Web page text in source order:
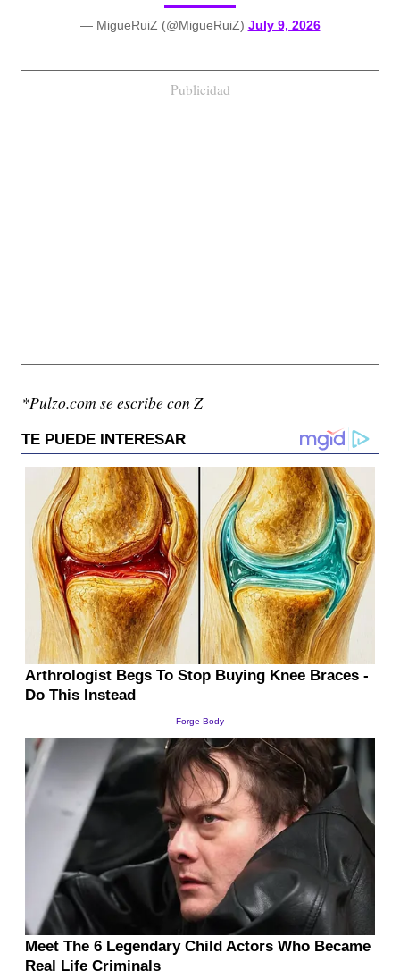
— MigueRuiZ (@MigueRuiZ) July 9, 2026
Publicidad
*Pulzo.com se escribe con Z